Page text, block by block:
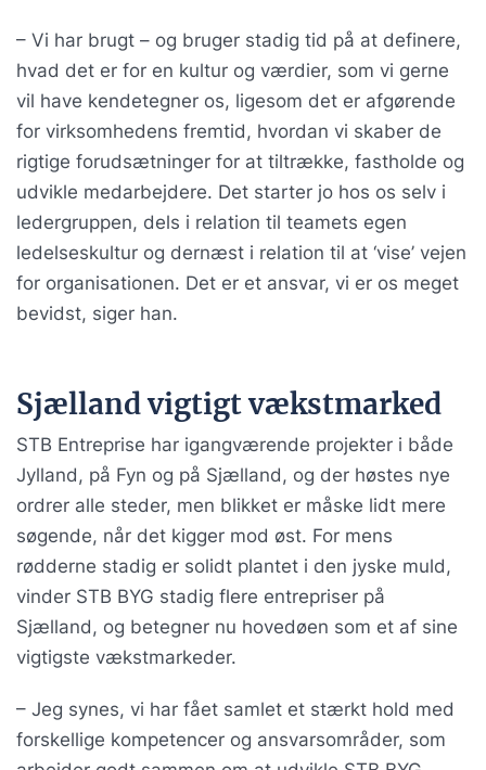
– Vi har brugt – og bruger stadig tid på at definere,
hvad det er for en kultur og værdier, som vi gerne
vil have kendetegner os, ligesom det er afgørende
for virksomhedens fremtid, hvordan vi skaber de
rigtige forudsætninger for at tiltrække, fastholde og
udvikle medarbejdere. Det starter jo hos os selv i
ledergruppen, dels i relation til teamets egen
ledelseskultur og dernæst i relation til at ‘vise’ vejen
for organisationen. Det er et ansvar, vi er os meget
bevidst, siger han.
Sjælland vigtigt vækstmarked
STB Entreprise har igangværende projekter i både
Jylland, på Fyn og på Sjælland, og der høstes nye
ordrer alle steder, men blikket er måske lidt mere
søgende, når det kigger mod øst. For mens
rødderne stadig er solidt plantet i den jyske muld,
vinder STB BYG stadig flere entrepriser på
Sjælland, og betegner nu hovedøen som et af sine
vigtigste vækstmarkeder.
– Jeg synes, vi har fået samlet et stærkt hold med
forskellige kompetencer og ansvarsområder, som